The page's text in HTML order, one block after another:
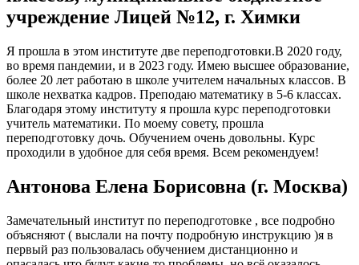
учреждение Лицей №12, г. Химки
Я прошла в этом институте две переподготовки.В 2020 году,
во время пандемии, и в 2023 году. Имею высшее образование,
более 20 лет работаю в школе учителем начальных классов. В
школе нехватка кадров. Преподаю математику в 5-6 классах.
Благодаря этому институту я прошла курс переподготовки
учитель математики. По моему совету, прошла
переподготовку дочь. Обучением очень довольны. Курс
проходили в удобное для себя время. Всем рекомендуем!
Антонова Елена Борисовна (г. Москва)
Замечательный институт по переподготовке , все подробно
объясняют ( выслали на почту подробную инструкцию )я в
первый раз пользовалась обучением дистанционно и